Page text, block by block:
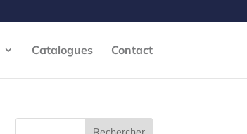
Catalogues Contact